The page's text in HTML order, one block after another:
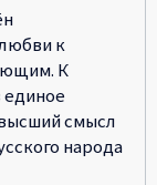
к
К
смысл
народа